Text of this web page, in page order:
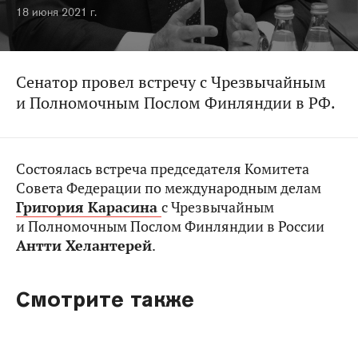
18 июня 2021 г.
Сенатор провел встречу с Чрезвычайным
и Полномочным Послом Финляндии в РФ.
Состоялась встреча председателя Комитета
Совета Федерации по международным делам
Григория Карасина с Чрезвычайным
и Полномочным Послом Финляндии в России
Антти Хелантерей.
Смотрите также